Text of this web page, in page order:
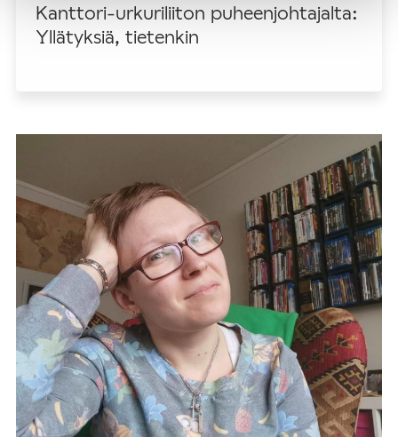
Kanttori-urkuriliiton puheenjohtajalta:
Yllätyksiä, tietenkin